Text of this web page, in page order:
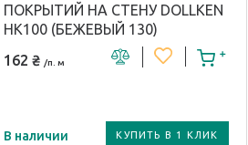
ПОКРЫТИЙ НА СТЕНУ DOLLKEN
HK100 (БЕЖЕВЫЙ 130)
162 ₴ /п. м
В наличии КУПИТЬ В 1 КЛИК